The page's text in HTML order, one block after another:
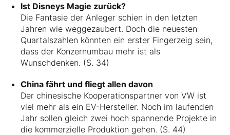
Ist Disneys Magie zurück?
Die Fantasie der Anleger schien in den letzten
Jahren wie weggezaubert. Doch die neuesten
Quartalszahlen könnten ein erster Fingerzeig sein,
dass der Konzernumbau mehr ist als
Wunschdenken. (S. 34)
China fährt und fliegt allen davon
Der chinesische Kooperationspartner von VW ist
viel mehr als ein EV-Hersteller. Noch im laufenden
Jahr sollen gleich zwei hoch spannende Projekte in
die kommerzielle Produktion gehen. (S. 44)